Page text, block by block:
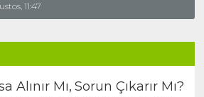
11:47
Alınır Mı, Sorun Çıkarır Mı?